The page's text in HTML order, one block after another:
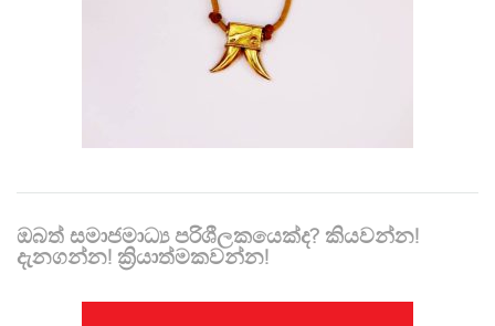
ඔබත් සමාජමාධ්‍ය පරිශීලකයෙක්ද? කියවන්න!
දැනගන්න! ක්‍රියාත්මකවන්න!